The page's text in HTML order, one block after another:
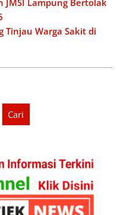
JMSI Lampung Bertolak
Tinjau Warga Sakit di
Cari